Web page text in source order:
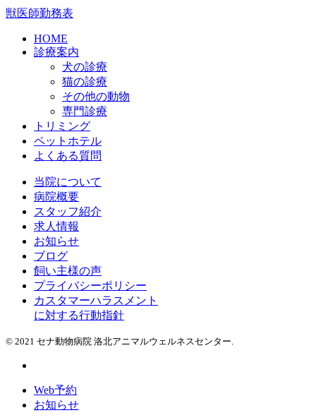
獣医師勤務表
HOME
診療案内
犬の診療
猫の診療
その他の動物
専門診療
トリミング
ペットホテル
よくある質問
当院について
病院概要
スタッフ紹介
求人情報
お知らせ
ブログ
飼い主様の声
プライバシーポリシー
カスタマーハラスメント
に対する行動指針
© 2021 セナ動物病院 洛北アニマルウェルネスセンター.
Web予約
お知らせ